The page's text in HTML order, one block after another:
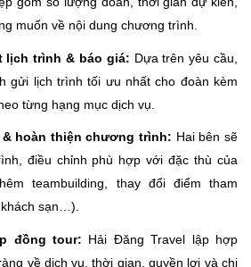
muốn về nội dung chương trình.
lịch trình & báo giá: Dựa trên yêu cầu,
gửi lịch trình tối ưu nhất cho đoàn kèm
từng hạng mục dịch vụ.
hoàn thiện chương trình: Hai bên sẽ
điều chỉnh phù hợp với đặc thù của
teambuilding, thay đổi điểm tham
sạn…).
đồng tour: Hải Đăng Travel lập hợp
về dịch vụ, thời gian, quyền lợi và chi